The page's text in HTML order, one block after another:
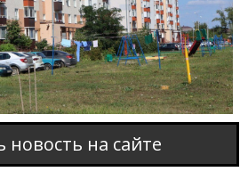
новость на сайте